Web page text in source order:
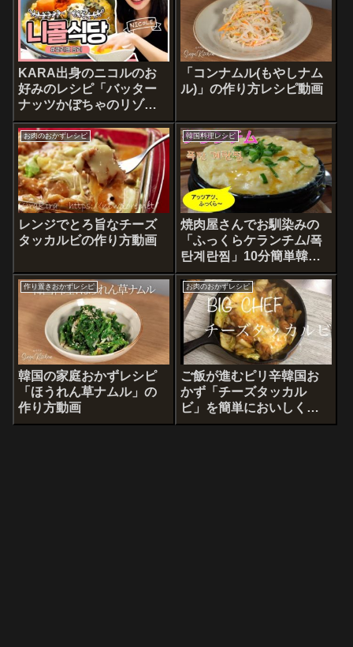
KARA出身のニコルのお
好みのレシピ「バッター
ナッツかぼちゃのリゾッ
トの作り方」とVLOG
「コンナムル(もやしナム
ル)」の作り方レシピ動画
お肉のおかずレシピ
レンジでとろ旨なチーズ
タッカルビの作り方動画
韓国料理レシピ
焼肉屋さんでお馴染みの
「ふっくらケランチム/폭
탄계란찜」10分簡単韓国
料理レシピ動画 韓国の卵
の茶碗蒸し
作り置きおかずレシピ
韓国の家庭おかずレシピ
「ほうれん草ナムル」の
作り方動画
お肉のおかずレシピ
ご飯が進むピリ辛韓国お
かず「チーズタッカル
ビ」を簡単においしく作
る方法